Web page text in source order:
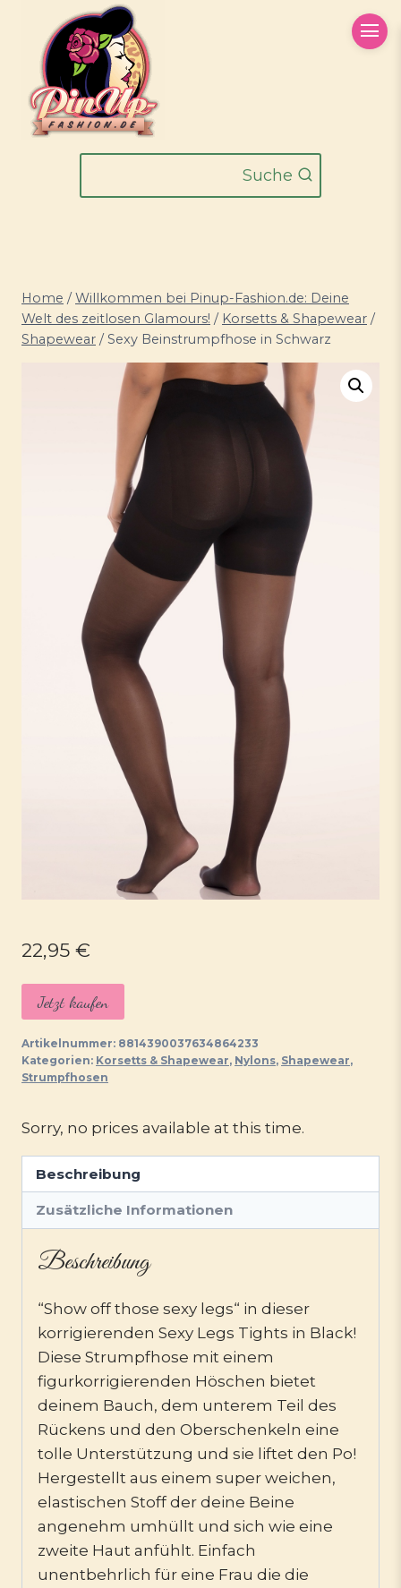
springen
Suche
Home / Willkommen bei Pinup-Fashion.de: Deine
Welt des zeitlosen Glamours! / Korsetts & Shapewear /
Shapewear / Sexy Beinstrumpfhose in Schwarz
22,95 €
Jetzt kaufen
Artikelnummer: 8814390037634864233
Kategorien: Korsetts & Shapewear, Nylons, Shapewear,
Strumpfhosen
Sorry, no prices available at this time.
Beschreibung
Zusätzliche Informationen
Beschreibung
“Show off those sexy legs“ in dieser
korrigierenden Sexy Legs Tights in Black!
Diese Strumpfhose mit einem
figurkorrigierenden Höschen bietet
deinem Bauch, dem unterem Teil des
Rückens und den Oberschenkeln eine
tolle Unterstützung und sie liftet den Po!
Hergestellt aus einem super weichen,
elastischen Stoff der deine Beine
angenehm umhüllt und sich wie eine
zweite Haut anfühlt. Einfach
unentbehrlich für eine Frau die die